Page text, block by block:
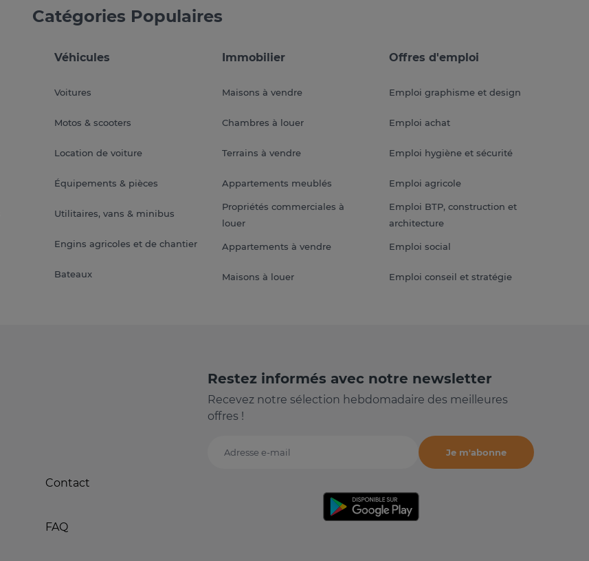
Catégories Populaires
Véhicules
Voitures
Motos & scooters
Location de voiture
Équipements & pièces
Utilitaires, vans & minibus
Engins agricoles et de chantier
Bateaux
Immobilier
Maisons à vendre
Chambres à louer
Terrains à vendre
Appartements meublés
Propriétés commerciales à
louer
Appartements à vendre
Maisons à louer
Offres d'emploi
Emploi graphisme et design
Emploi achat
Emploi hygiène et sécurité
Emploi agricole
Emploi BTP, construction et
architecture
Emploi social
Emploi conseil et stratégie
Contact
FAQ
Restez informés avec notre newsletter
Recevez notre sélection hebdomadaire des meilleures
offres !
Adresse e-mail
Je m'abonne